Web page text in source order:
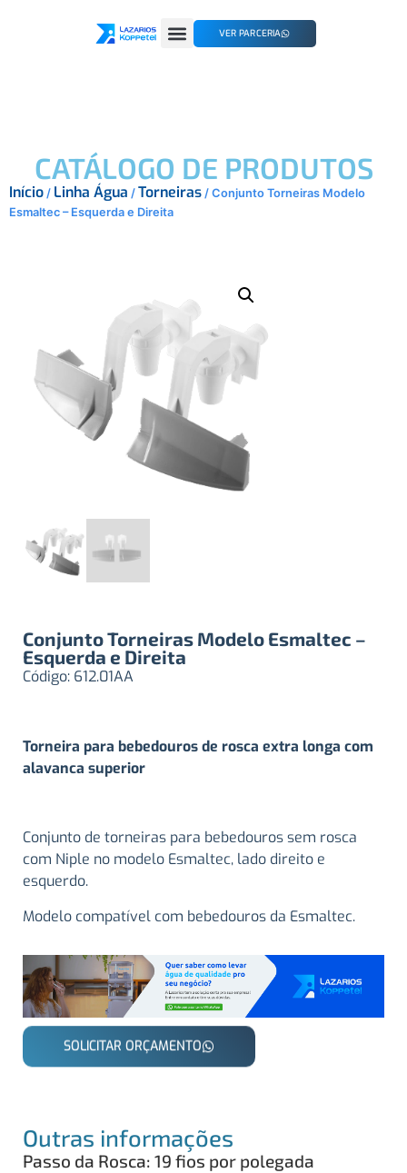
VER PARCERIA
CATÁLOGO DE PRODUTOS
Início / Linha Água / Torneiras / Conjunto Torneiras Modelo
Esmaltec – Esquerda e Direita
Conjunto Torneiras Modelo Esmaltec –
Esquerda e Direita
Código: 612.01AA
Torneira para bebedouros de rosca extra longa com
alavanca superior
Conjunto de torneiras para bebedouros sem rosca
com Niple no modelo Esmaltec, lado direito e
esquerdo.
Modelo compatível com bebedouros da Esmaltec.
SOLICITAR ORÇAMENTO
Outras informações
Passo da Rosca: 19 fios por polegada